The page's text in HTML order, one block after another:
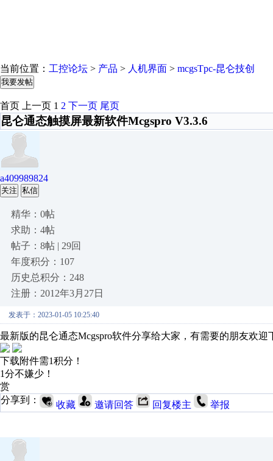
当前位置： 工控论坛 > 产品 > 人机界面 > mcgsTpc-昆仑技创
我要发帖
首页 上一页 1 2 下一页 尾页
昆仑通态触摸屏最新软件Mcgspro V3.3.6
a409989824
关注 私信
精华：0帖
求助：4帖
帖子：8帖 | 29回
年度积分：107
历史总积分：248
注册：2012年3月27日
发表于：2023-01-05 10:25:40
最新版的昆仑通态Mcgspro软件分享给大家，有需要的朋友欢迎
下载附件需1积分！
1分不嫌少！
赏
分享到：
收藏 邀请回答 回复楼主 举报